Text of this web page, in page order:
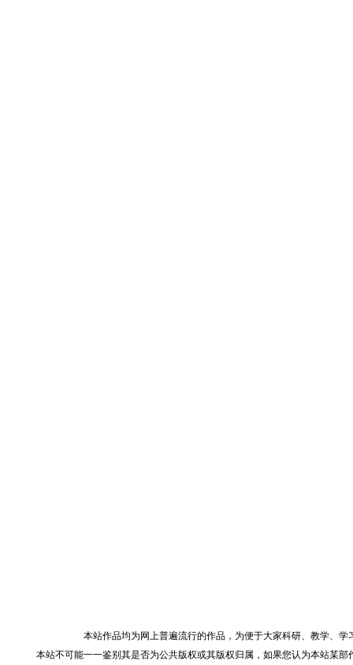
本站作品均为网上普遍流行的作品，为便于大家科研、教学、
本站不可能一一鉴别其是否为公共版权或其版权归属，如果您认为本站某